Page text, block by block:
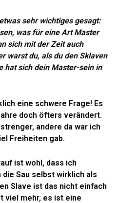
sehr wichtiges gesagt:
was für eine Art Master
sich mit der Zeit auch
warst du, als du den Sklaven
hat sich dein Master-sein in
eine schwere Frage! Es
doch öfters verändert.
andere da war ich
Freiheiten gab.
ist wohl, dass ich
Sau selbst wirklich als
Slave ist das nicht einfach
viel mehr, es ist eine